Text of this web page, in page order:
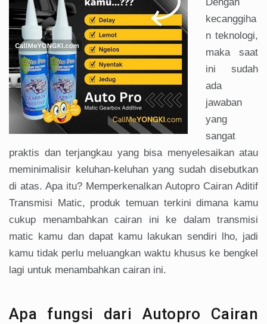
Dengan
kecanggiha
n teknologi,
maka saat
ini sudah
ada
jawaban
yang
sangat
praktis dan terjangkau yang bisa menyelesaikan atau
meminimalisir keluhan-keluhan yang sudah disebutkan
di atas. Apa itu? Memperkenalkan Autopro Cairan Aditif
Transmisi Matic, produk temuan terkini dimana kamu
cukup menambahkan cairan ini ke dalam transmisi
matic kamu dan dapat kamu lakukan sendiri lho, jadi
kamu tidak perlu meluangkan waktu khusus ke bengkel
lagi untuk menambahkan cairan ini.
Apa fungsi dari Autopro Cairan